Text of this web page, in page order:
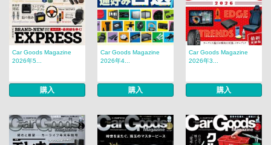
Car Goods Magazine
2026年5...
購入
Car Goods Magazine
2026年4...
購入
Car Goods Magazine
2026年3...
購入